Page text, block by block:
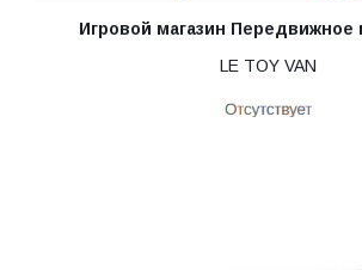
Игровой магазин Передвижное
LE TOY VAN